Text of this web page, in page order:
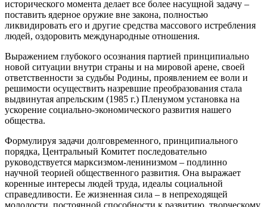
исторического момента делает все более насущной задачу –
поставить ядерное оружие вне закона, полностью
ликвидировать его и другие средства массового истребления
людей, оздоровить международные отношения.
Выражением глубокого осознания партией принципиально
новой ситуации внутри страны и на мировой арене, своей
ответственности за судьбы Родины, проявлением ее воли и
решимости осуществить назревшие преобразования стала
выдвинутая апрельским (1985 г.) Пленумом установка на
ускорение социально-экономического развития нашего
общества.
Формулируя задачи долговременного, принципиального
порядка, Центральный Комитет последовательно
руководствуется марксизмом-ленинизмом – подлинно
научной теорией общественного развития. Она выражает
коренные интересы людей труда, идеалы социальной
справедливости. Ее жизненная сила – в непреходящей